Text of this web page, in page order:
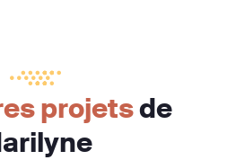
projetsde